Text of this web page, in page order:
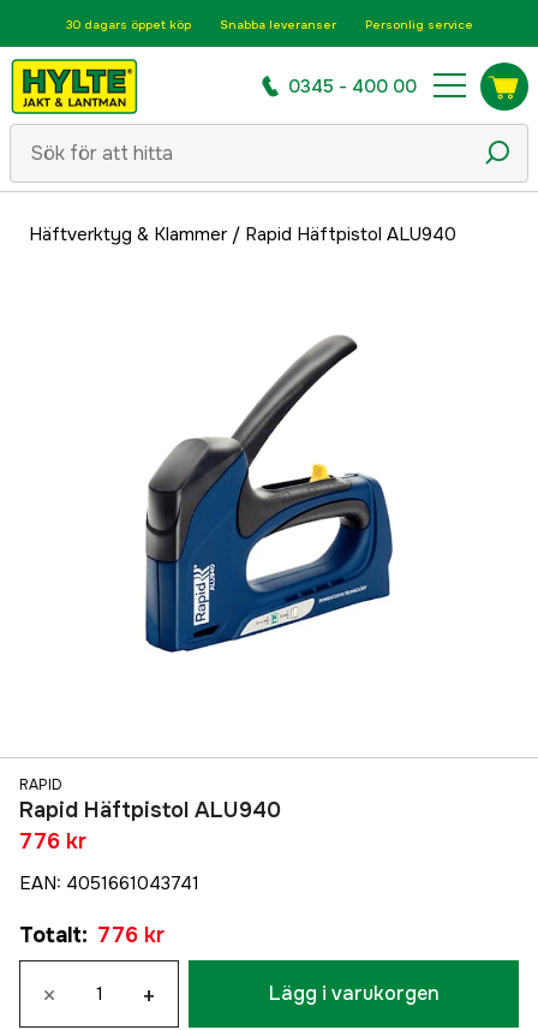
30 dagars öppet köp Snabba leveranser Personlig service
0345 - 400 00
Häftverktyg & Klammer/ Rapid Häftpistol ALU940
RAPID
Rapid Häftpistol ALU940
776 kr
EAN: 4051661043741
Totalt: 776 kr
× + Lägg i varukorgen